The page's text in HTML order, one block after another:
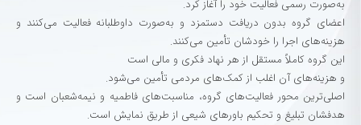
به‌صورت رسمی فعالیت خود را آغاز کرد.
اعضای گروه بدون دریافت دستمزد و به‌صورت داوطلبانه فعالیت می‌کنند و
هزینه‌های اجرا را خودشان تأمین می‌کنند.
این گروه کاملاً مستقل از هر نهاد فکری و مالی است
و هزینه‌های آن اغلب از کمک‌های مردمی تأمین می‌شود.
اصلی‌ترین محور فعالیت‌های گروه، مناسبت‌های فاطمیه و نیمه‌شعبان است و
هدفشان تبلیغ و تحکیم باورهای شیعی از طریق نمایش است.